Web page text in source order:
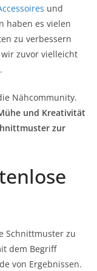
und
haben es vielen
zu verbessern
zuvor vielleicht
Nähcommunity.
und Kreativität
zur
Schnittmuster zu
dem Begriff
von Ergebnissen.